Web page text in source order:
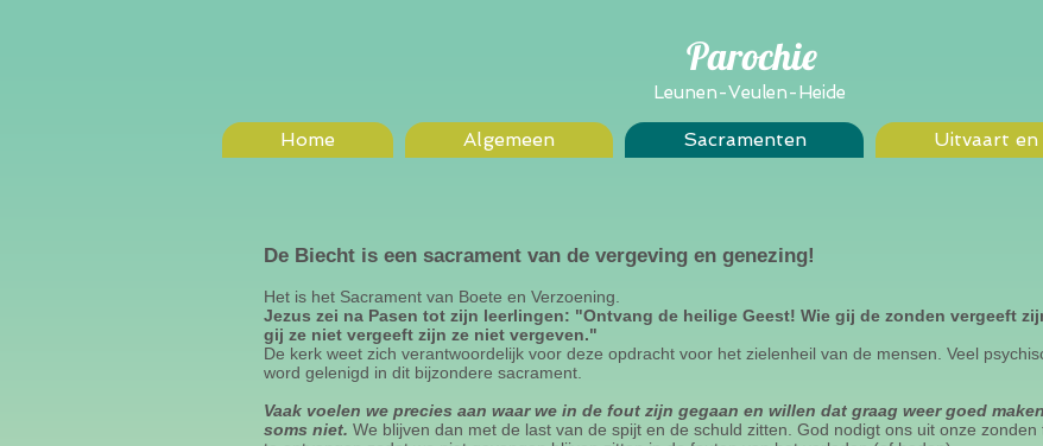
Parochie
Leunen-Veulen-Heide
Home Algemeen Sacramenten Uitvaart
De Biecht is een sacrament van de vergeving en genezing!
Het is het Sacrament van Boete en Verzoening.
Jezus zei na Pasen tot zijn leerlingen: "Ontvang de heilige Geest! Wie gij de zonden vergeeft
gij ze niet vergeeft zijn ze niet vergeven."
De kerk weet zich verantwoordelijk voor deze opdracht voor het zielenheil van de mensen. Veel
word gelenigd in dit bijzondere sacrament.
Vaak voelen we precies aan waar we in de fout zijn gegaan en willen dat graag weer goed
soms niet. We blijven dan met de last van de spijt en de schuld zitten. God nodigt ons uit onze